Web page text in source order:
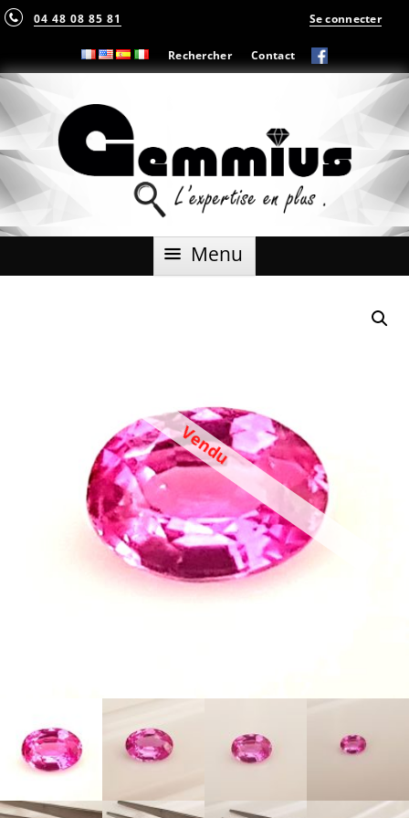
04 48 08 85 81
Rechercher Contact
Se connecter
Menu Aller
Vendu